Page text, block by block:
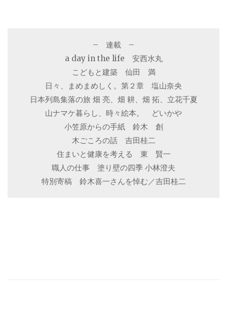
– 連載 –
a day in the life 安西水丸
こどもと建築 仙田 満
日々、まめまめしく。第２章 塩山奈央
日本列島集落の旅 畑 亮、畑 耕、畑 拓、立花千夏
山ナマケ暮らし、時々絵本。 どいかや
小笠原からの手紙 鈴木 創
木ごころの話 吉田桂二
住まいと健康を考える 東 賢一
職人の仕事 塗り壁の四季 小林澄夫
特別寄稿 鈴木喜一さんを悼む／吉田桂二